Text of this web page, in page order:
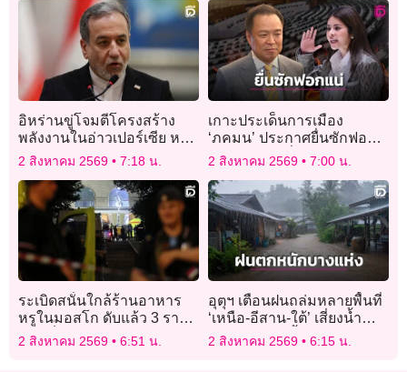
อิหร่านขู่โจมตีโครงสร้าง
พลังงานในอ่าวเปอร์เซีย หาก
สหรัฐเปิดฉากถล่มอีก
2 สิงหาคม 2569 7:18 น.
เกาะประเด็นการเมือง
‘ภคมน’ ประกาศยื่นซักฟอก
รัฐบาล อัด ‘เสี่ยหนู’ สุขนิยม
2 สิงหาคม 2569 7:00 น.
ระเบิดสนั่นใกล้ร้านอาหาร
หรูในมอสโก ดับแล้ว 3 ราย
บาดเจ็บอีก 21 คน
2 สิงหาคม 2569 6:51 น.
อุตุฯ เตือนฝนถล่มหลายพื้นที่
‘เหนือ-อีสาน-ใต้’ เสี่ยงน้ำ
ท่วมฉับพลัน น้ำป่าไหลหลาก
2 สิงหาคม 2569 6:15 น.